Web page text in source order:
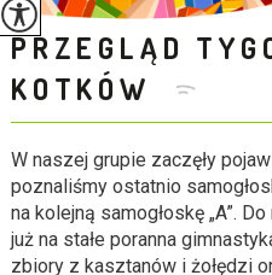
PRZEGLĄD
KOTKÓW
W naszej grupie zaczęły
poznaliśmy ostatnio
na kolejną samogłoskę „A”.
już na stałe poranna
zbiory z kasztanów i żołędzi